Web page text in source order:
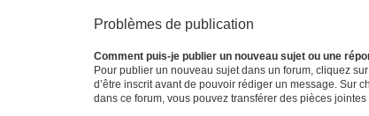
Problèmes de publication
Comment puis-je publier un nouveau sujet ou une
Pour publier un nouveau sujet dans un forum, cliquez
d’être inscrit avant de pouvoir rédiger un message. Sur
dans ce forum, vous pouvez transférer des pièces jointes